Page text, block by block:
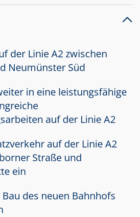
der Linie A2 zwischen
Neumünster Süd
in eine leistungsfähige
auf der Linie A2
auf der Linie A2
Straße und
ein
des neuen Bahnhofs